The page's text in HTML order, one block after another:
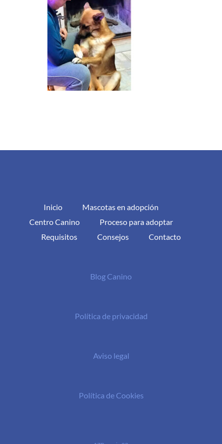
Inicio
Mascotas en adopción
Centro Canino
Proceso para adoptar
Requisitos
Consejos Contacto
Blog Canino
Política de privacidad
Aviso legal
Política de Cookies